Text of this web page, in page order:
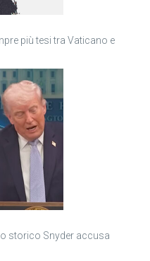
più tesi tra Vaticano e
storico Snyder accusa